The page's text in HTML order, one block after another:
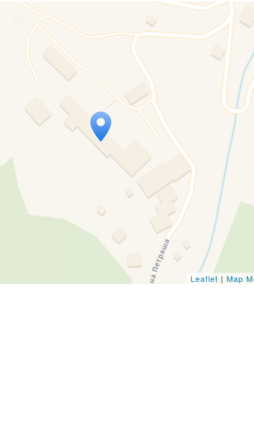
Travelers' Map is loading...
your page is loaded completely, leafletJS files are
Leaflet | Map